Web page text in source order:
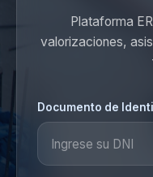
Plataforma
valorizaciones,
Documento de